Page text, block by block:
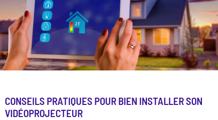
CONSEILS PRATIQUES POUR BIEN INSTALLER SON
VIDÉOPROJECTEUR